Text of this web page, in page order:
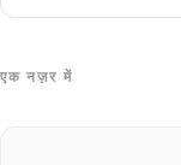
एक नज़र में